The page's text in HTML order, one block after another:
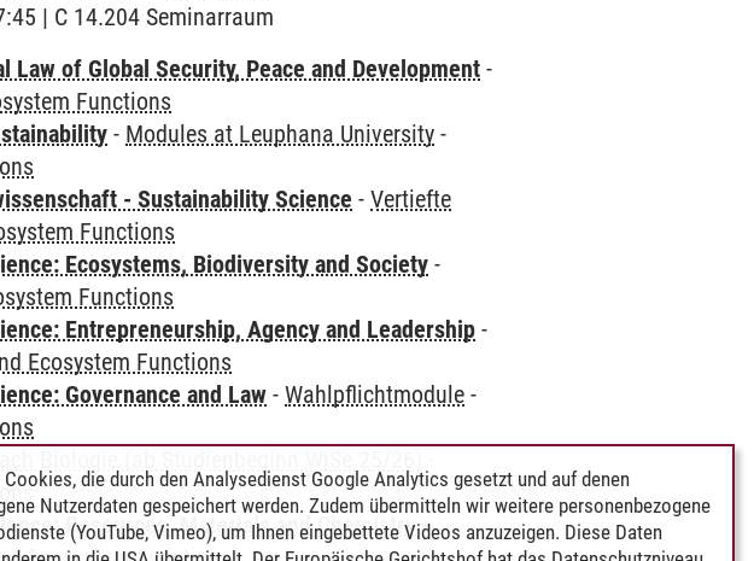
| C 14.204 Seminarraum
of Global Security, Peace and Development -
Functions
- Modules at Leuphana University -
- Sustainability Science -Vertiefte
Functions
Ecosystems, Biodiversity and Society -
Functions
Entrepreneurship, Agency and Leadership -
Ecosystem Functions
Governance and Law -Wahlpflichtmodule -
Resources, Materials and Chemistry-
Cookies, die durch den Analysedienst Google Analytics gesetzt und auf denen
Nutzerdaten gespeichert werden. Zudem übermitteln wir weitere personenbezogene
(YouTube, Vimeo), um Ihnen eingebettete Videos anzuzeigen. Diese Daten